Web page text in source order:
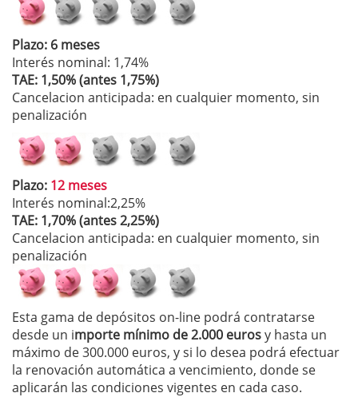
Plazo: 6 meses
Interés nominal: 1,74%
TAE: 1,50% (antes 1,75%)
Cancelacion anticipada: en cualquier momento, sin
penalización
Plazo: 12 meses
Interés nominal:2,25%
TAE: 1,70% (antes 2,25%)
Cancelacion anticipada: en cualquier momento, sin
penalización
Esta gama de depósitos on-line podrá contratarse
desde un importe mínimo de 2.000 eurosy hasta un
máximo de 300.000 euros, y si lo desea podrá efectuar
la renovación automática a vencimiento, donde se
aplicarán las condiciones vigentes en cada caso.